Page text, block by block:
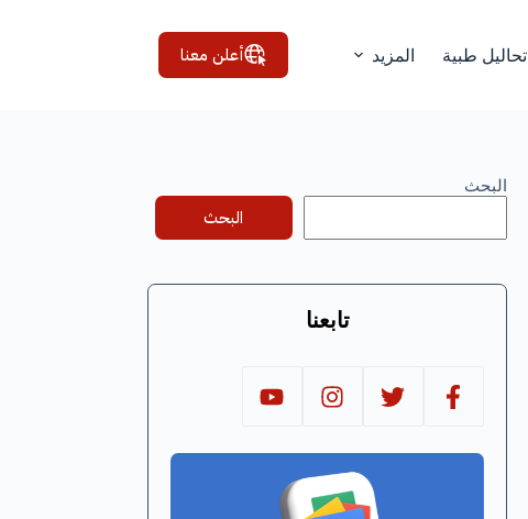
تحاليل طبية المزيد أعلن معنا
البحث
البحث
تابعنا